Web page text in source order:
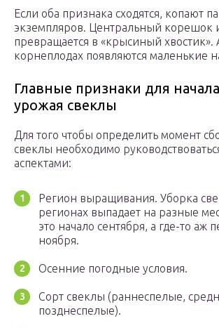
Если оба признака сходятся, копают
экземпляров. Центральный корешок
превращается в «крысиный хвостик».
корнеплодах появляются маленькие
Главные признаки для
урожая свеклы
Для того чтобы определить момент
свеклы необходимо
аспектами:
Регион выращивания. Уборка
регионах выпадает на разные
это начало сентября, а где-то аж
ноября.
Осенние погодные условия.
Сорт свеклы (раннеспелые,
позднеспелые).